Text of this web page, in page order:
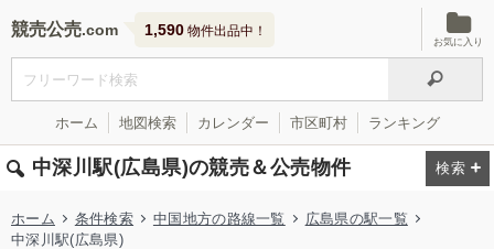
競売公売 1,590 物件出品中！
お気に入り
ホーム 地図検索 カレンダー 市区町村 ランキング
中深川駅(広島県)の競売＆公売物件
ホーム 条件検索 中国地方の路線一覧
広島県の駅一覧
中深川駅(広島県)